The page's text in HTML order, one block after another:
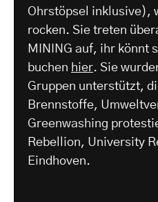
Ohrstöpsel inklusive),
rocken. Sie treten
MINING auf, ihr könnt
buchen hier. Sie
Gruppen unterstützt,
Brennstoffe,
Greenwashing
Rebellion, University
Eindhoven.